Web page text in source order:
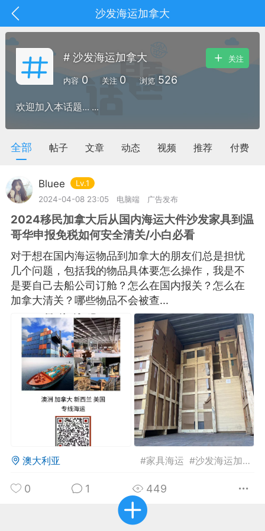
沙发海运加拿大
每日任务 签到有奖
华人资讯
阅读洛杉矶新闻
华人论坛
加入社区交流
华人社区信息发布规范》
华人社区账号注册及使用规范》
洛杉矶热点 同乡联谊
# 沙发海运加拿大
内容 0 关注 0 浏览 526
关注
欢迎加入本话题... ...
全部 帖子 文章 动态 视频 推荐 付费
Bluee
Lv.1
2024-04-08 23:05
电脑端 广告发布
2024移民加拿大后从国内海运大件沙发家具到温
哥华申报免税如何安全清关/小白必看
对于想在国内海运物品到加拿大的朋友们总是担忧
几个问题，包括我的物品具体要怎么操作，我是不
是要自己去船公司订舱？怎么在国内报关？怎么在
加拿大清关？哪些物品不会被查...
澳大利亚 #家具海运 #沙发海运加拿大
0 1 449